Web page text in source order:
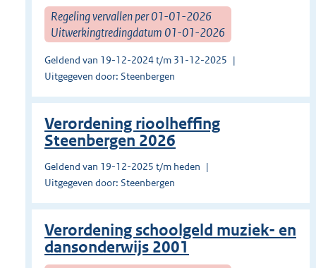
Regeling vervallen per 01-01-2026
Uitwerkingtredingdatum 01-01-2026
Geldend van 19-12-2024 t/m 31-12-2025
Uitgegeven door: Steenbergen
Verordening rioolheffing
Steenbergen 2026
Geldend van 19-12-2025 t/m heden
Uitgegeven door: Steenbergen
Verordening schoolgeld muziek- en
dansonderwijs 2001